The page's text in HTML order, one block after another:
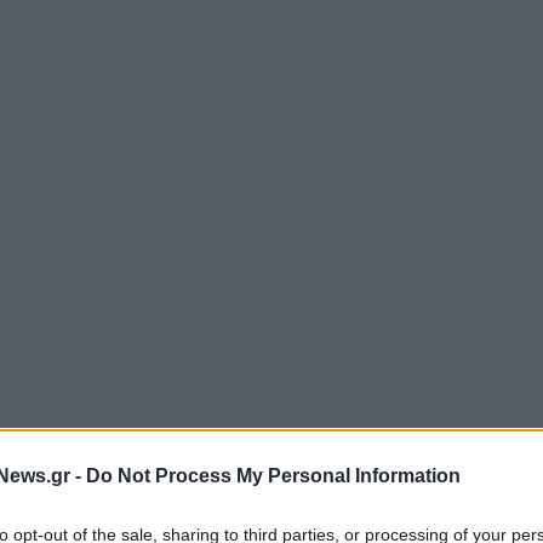
- Do Not Process My Personal Information
opt-out of the sale, sharing to third parties, or processing of your